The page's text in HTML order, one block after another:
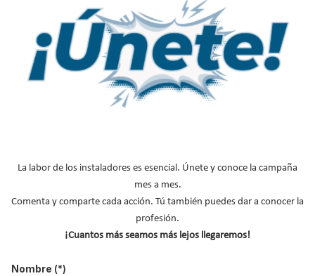
Villeroy & Bochse ha establecido como el fabricante líder en
sistemas de hidromasaje para uso doméstico, combinando la
funcionalidad y el diseño gracias a sus Jets invisibles que
convierten la bañera en una superficie 100% lisa.
pegado a la pared
Publicado en Hemeroteca Baños 11 Ene 2013
La labor de los instaladores es esencial. Únete y conoce la campaña
mes a mes.
Comenta y comparte cada acción. Tú también puedes dar a conocer la
profesión.
¡Cuantos más seamos más lejos llegaremos!
Nombre (*)